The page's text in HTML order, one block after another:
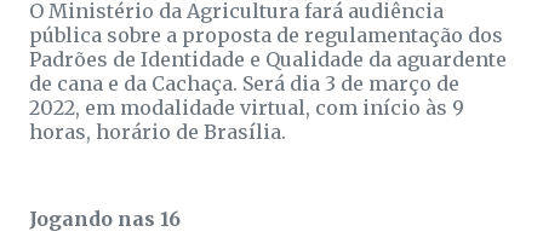
O Ministério da Agricultura fará audiência
pública sobre a proposta de regulamentação dos
Padrões de Identidade e Qualidade da aguardente
de cana e da Cachaça. Será dia 3 de março de
2022, em modalidade virtual, com início às 9
horas, horário de Brasília.
Jogando nas 16